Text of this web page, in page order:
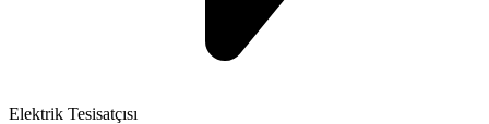
Elektrik Tesisatçısı